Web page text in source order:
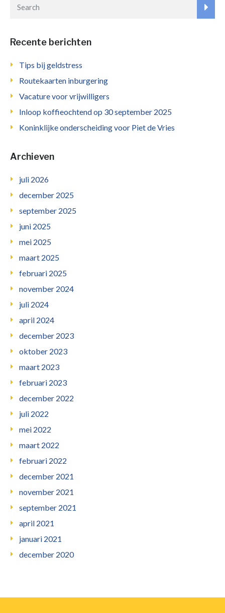
Recente berichten
Tips bij geldstress
Routekaarten inburgering
Vacature voor vrijwilligers
Inloop koffieochtend op 30 september 2025
Koninklijke onderscheiding voor Piet de Vries
Archieven
juli 2026
december 2025
september 2025
juni 2025
mei 2025
maart 2025
februari 2025
november 2024
juli 2024
april 2024
december 2023
oktober 2023
maart 2023
februari 2023
december 2022
juli 2022
mei 2022
maart 2022
februari 2022
december 2021
november 2021
september 2021
april 2021
januari 2021
december 2020